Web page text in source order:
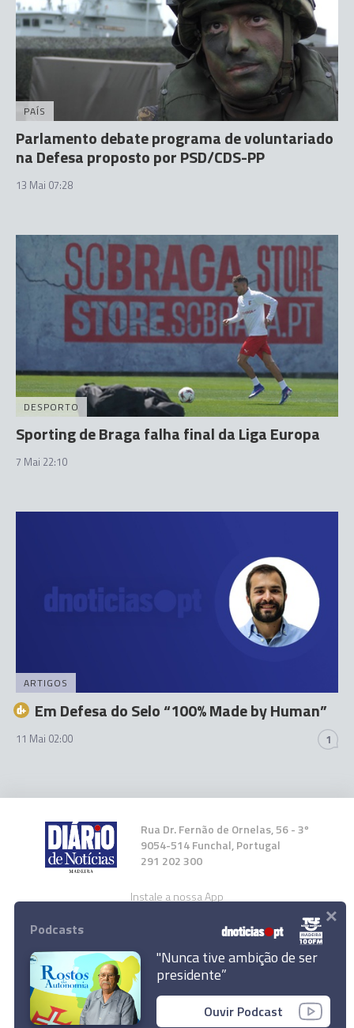
PAÍS
Parlamento debate programa de voluntariado
na Defesa proposto por PSD/CDS-PP
13 Mai 07:28
DESPORTO
Sporting de Braga falha final da Liga Europa
7 Mai 22:10
ARTIGOS
Em Defesa do Selo “100% Made by Human”
11 Mai 02:00 1
Rua Dr. Fernão de Ornelas, 56 - 3º
9054-514 Funchal, Portugal
291 202 300
Instale a nossa App
© 2026 Empresa Diário de Notícias, Lda.
Todos os direitos reservados.
Podcasts
"Nunca tive ambição de ser
presidente”
Ouvir Podcast
×